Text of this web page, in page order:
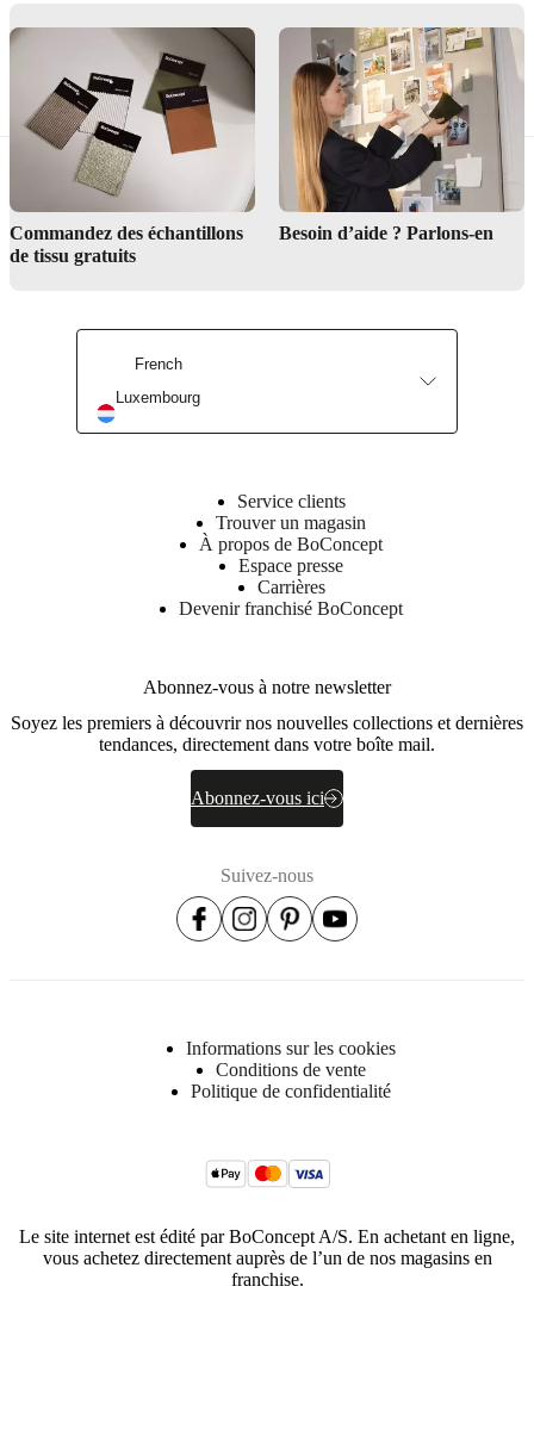
Interior design service
Trouver le magasin boconcept
Commandez des échantillons
de tissu gratuits
Besoin d’aide ? Parlons-en
French
Luxembourg
Service clients
Trouver un magasin
À propos de BoConcept
Espace presse
Carrières
Devenir franchisé BoConcept
Abonnez-vous à notre newsletter
Soyez les premiers à découvrir nos nouvelles collections et dernières
tendances, directement dans votre boîte mail.
Abonnez-vous ici
Suivez-nous
Informations sur les cookies
Conditions de vente
Politique de confidentialité
Le site internet est édité par BoConcept A/S. En achetant en ligne,
vous achetez directement auprès de l’un de nos magasins en
franchise.